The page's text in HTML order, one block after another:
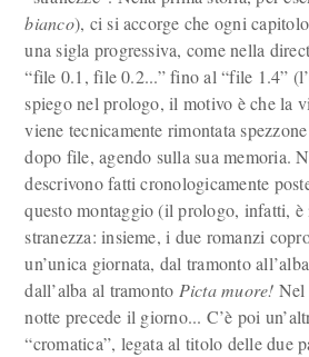
bianco), ci si accorge che ogni
una sigla progressiva, come nella
“file 0.1, file 0.2...” fino al “file 1.4”
spiego nel prologo, il motivo è che la
viene tecnicamente rimontata
dopo file, agendo sulla sua memoria.
descrivono fatti cronologicamente
questo montaggio (il prologo, infatti,
stranezza: insieme, i due romanzi
un’unica giornata, dal tramonto
dall’alba al tramonto Picta muore! Nel
notte precede il giorno... C’è poi
“cromatica”, legata al titolo delle due